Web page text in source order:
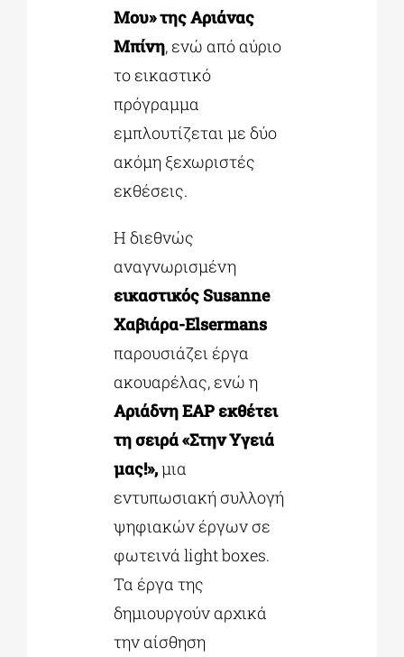
Μου» της Αριάνας
Μπίνη, ενώ από αύριο
το εικαστικό
πρόγραμμα
εμπλουτίζεται με δύο
ακόμη ξεχωριστές
εκθέσεις.
Η διεθνώς
αναγνωρισμένη
εικαστικός Susanne
Χαβιάρα-Elsermans
παρουσιάζει έργα
ακουαρέλας, ενώ η
Αριάδνη ΕΑΡ εκθέτει
τη σειρά «Στην Υγειά
μας!»,μια
εντυπωσιακή συλλογή
ψηφιακών έργων σε
φωτεινά light boxes.
Τα έργα της
δημιουργούν αρχικά
την αίσθηση